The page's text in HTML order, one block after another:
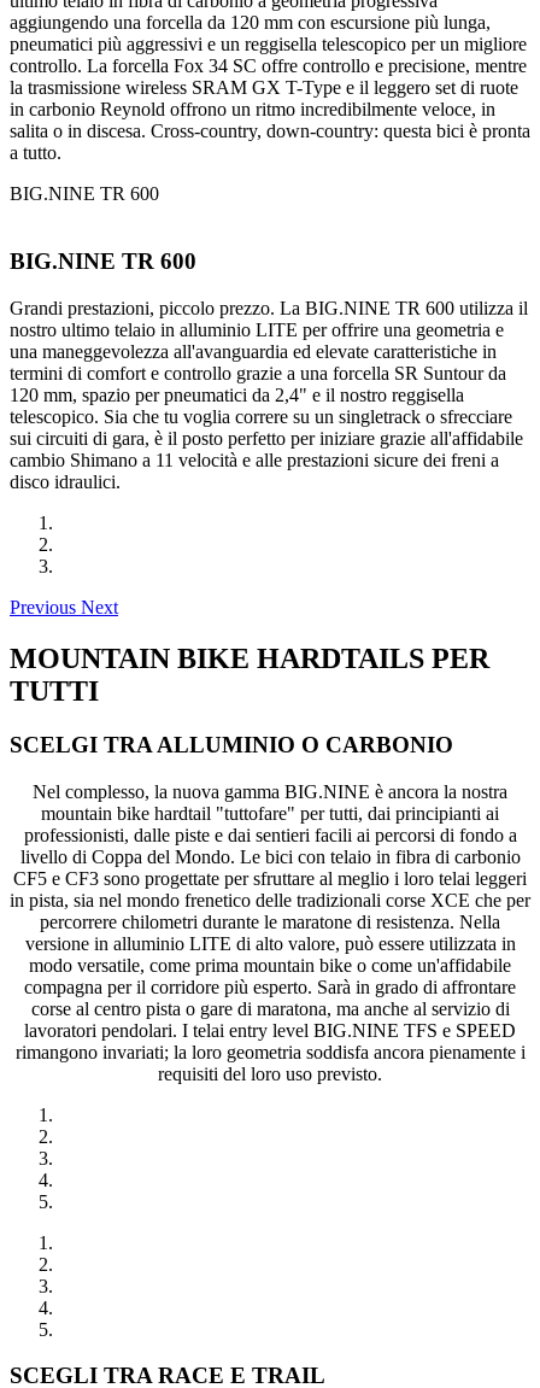
aggiungendo una forcella da 120 mm con escursione più lunga,
pneumatici più aggressivi e un reggisella telescopico per un migliore
controllo. La forcella Fox 34 SC offre controllo e precisione, mentre
la trasmissione wireless SRAM GX T-Type e il leggero set di ruote
in carbonio Reynold offrono un ritmo incredibilmente veloce, in
salita o in discesa. Cross-country, down-country: questa bici è pronta
a tutto.
BIG.NINE TR 600
BIG.NINE TR 600
Grandi prestazioni, piccolo prezzo. La BIG.NINE TR 600 utilizza il
nostro ultimo telaio in alluminio LITE per offrire una geometria e
una maneggevolezza all'avanguardia ed elevate caratteristiche in
termini di comfort e controllo grazie a una forcella SR Suntour da
120 mm, spazio per pneumatici da 2,4" e il nostro reggisella
telescopico. Sia che tu voglia correre su un singletrack o sfrecciare
sui circuiti di gara, è il posto perfetto per iniziare grazie all'affidabile
cambio Shimano a 11 velocità e alle prestazioni sicure dei freni a
disco idraulici.
Previous Next
MOUNTAIN BIKE HARDTAILS PER
TUTTI
SCELGI TRA ALLUMINIO O CARBONIO
Nel complesso, la nuova gamma BIG.NINE è ancora la nostra
mountain bike hardtail "tuttofare" per tutti, dai principianti ai
professionisti, dalle piste e dai sentieri facili ai percorsi di fondo a
livello di Coppa del Mondo. Le bici con telaio in fibra di carbonio
CF5 e CF3 sono progettate per sfruttare al meglio i loro telai leggeri
in pista, sia nel mondo frenetico delle tradizionali corse XCE che per
percorrere chilometri durante le maratone di resistenza. Nella
versione in alluminio LITE di alto valore, può essere utilizzata in
modo versatile, come prima mountain bike o come un'affidabile
compagna per il corridore più esperto. Sarà in grado di affrontare
corse al centro pista o gare di maratona, ma anche al servizio di
lavoratori pendolari. I telai entry level BIG.NINE TFS e SPEED
rimangono invariati; la loro geometria soddisfa ancora pienamente i
requisiti del loro uso previsto.
SCEGLI TRA RACE E TRAIL